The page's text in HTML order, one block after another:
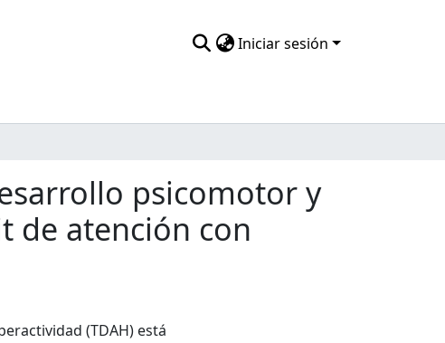
Iniciar sesión
psicomotor y
de atención con
(TDAH) está